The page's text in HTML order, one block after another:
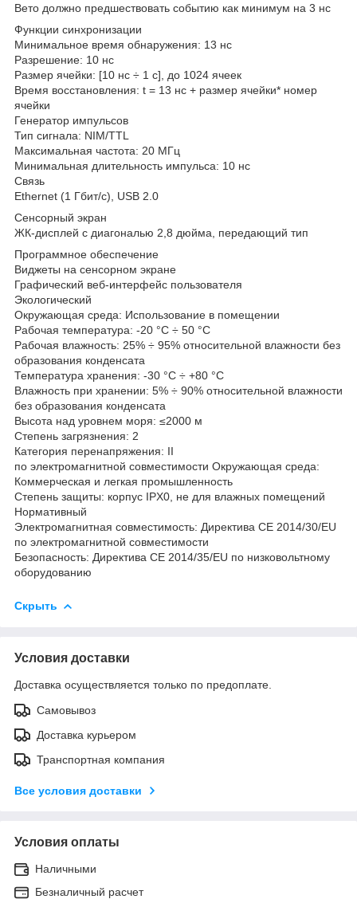
Вето должно предшествовать событию как минимум на 3 нс
Функции синхронизации
Минимальное время обнаружения: 13 нс
Разрешение: 10 нс
Размер ячейки: [10 нс ÷ 1 с], до 1024 ячеек
Время восстановления: t = 13 нс + размер ячейки* номер
ячейки
Генератор импульсов
Тип сигнала: NIM/TTL
Максимальная частота: 20 МГц
Минимальная длительность импульса: 10 нс
Связь
Ethernet (1 Гбит/с), USB 2.0
Сенсорный экран
ЖК-дисплей с диагональю 2,8 дюйма, передающий тип
Программное обеспечение
Виджеты на сенсорном экране
Графический веб-интерфейс пользователя
Экологический
Окружающая среда: Использование в помещении
Рабочая температура: -20 °C ÷ 50 °C
Рабочая влажность: 25% ÷ 95% относительной влажности без
образования конденсата
Температура хранения: -30 °C ÷ +80 °C
Влажность при хранении: 5% ÷ 90% относительной влажности
без образования конденсата
Высота над уровнем моря: ≤2000 м
Степень загрязнения: 2
Категория перенапряжения: II
по электромагнитной совместимости Окружающая среда:
Коммерческая и легкая промышленность
Степень защиты: корпус IPX0, не для влажных помещений
Нормативный
Электромагнитная совместимость: Директива CE 2014/30/EU
по электромагнитной совместимости
Безопасность: Директива CE 2014/35/EU по низковольтному
оборудованию
Скрыть
Условия доставки
Доставка осуществляется только по предоплате.
Самовывоз
Доставка курьером
Транспортная компания
Все условия доставки
Условия оплаты
Наличными
Безналичный расчет